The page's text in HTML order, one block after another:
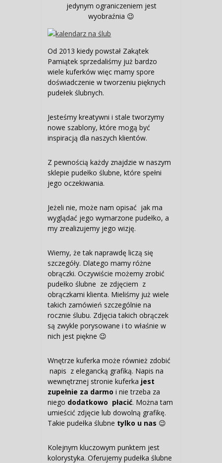
jedynym ograniczeniem jest
wyobraźnia 😉
Od 2013 kiedy powstał Zakątek
Pamiątek sprzedaliśmy już bardzo
wiele kuferków więc mamy spore
doświadczenie w tworzeniu pięknych
pudełek ślubnych.
Jesteśmy kreatywni i stale tworzymy
nowe szablony, które mogą być
inspiracją dla naszych klientów.
Z pewnością każdy znajdzie w naszym
sklepie pudełko ślubne, które spełni
jego oczekiwania.
Jeżeli nie, może nam opisać jak ma
wyglądać jego wymarzone pudełko, a
my zrealizujemy jego wizję.
Wiemy, że tak naprawdę liczą się
szczegóły. Dlatego mamy różne
obrączki. Oczywiście możemy zrobić
pudełko ślubne ze zdjęciem z
obrączkami klienta. Mieliśmy już wiele
takich zamówień szczególnie na
rocznie ślubu. Zdjęcia takich obrączek
są zwykle porysowane i to właśnie w
nich jest piękne 😉
Wnętrze kuferka może również zdobić
napis z elegancką grafiką. Napis na
wewnętrznej stronie kuferka jest
zupełnie za darmo i nie trzeba za
niego dodatkowo płacić. Można tam
umieścić zdjęcie lub dowolną grafikę.
Takie pudełka ślubne tylko u nas 😉
Kolejnym kluczowym punktem jest
kolorystyka. Oferujemy pudełka ślubne